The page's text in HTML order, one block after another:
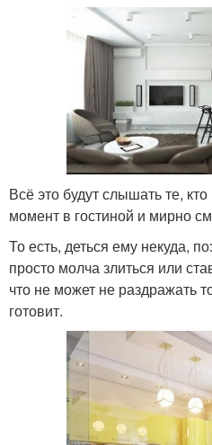
Всё это будут слышать те,
момент в гостиной и мирно
То есть, деться ему некуда,
просто молча злиться или
что не может не раздражать
готовит.